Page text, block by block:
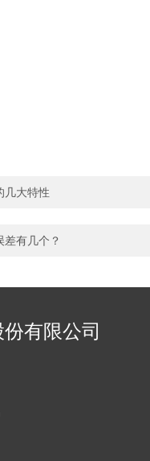
几大特性
差有几个？
有限公司